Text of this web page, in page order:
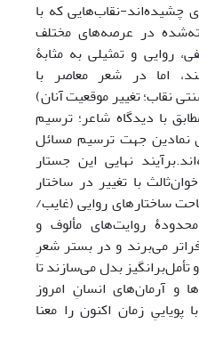
چشیده‌اند-نقاب‌هایی که با
در عرصه‌های مختلف
روایی و تمثیلی به مثابۀ
اما در شعر معاصر با
نقاب؛ تغییر موقعیت آنان)
با دیدگاه شاعر؛ ترسیم
نمادین جهت ترسیم مسائل
نهایی این جستار
با تغییر در ساختار
ساختارهای روایی (غایب/
روایت‌های مألوف و
می‌برند و در بستر شعرِ
تأمل‌برانگیز بدل می‌سازند تا
و آرمان‌های انسانِ امروز
زمان اکنون را معنا